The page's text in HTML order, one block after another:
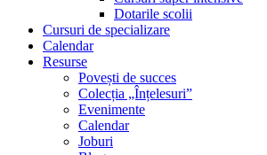
Dotarile scolii
Cursuri de specializare
Calendar
Resurse
Povești de succes
Colecția „Înțelesuri”
Evenimente
Calendar
Joburi